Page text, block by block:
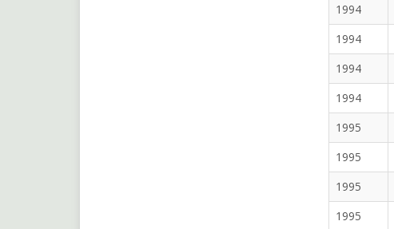
1994
1994
1994
1994
1995
1995
1995
1995